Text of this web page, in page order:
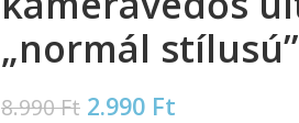
„normál
8.990Ft 2.990 Ft